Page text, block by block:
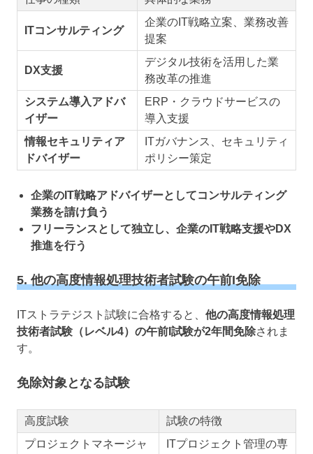
ITコンサルティング
企業のIT戦略立案、業務改善
提案
DX支援
デジタル技術を活用した業
務改革の推進
システム導入アドバ
イザー
ERP・クラウドサービスの
導入支援
情報セキュリティア
ドバイザー
ITガバナンス、セキュリティ
ポリシー策定
企業のIT戦略アドバイザーとしてコンサルティング
業務を請け負う
フリーランスとして独立し、企業のIT戦略支援やDX
推進を行う
5. 他の高度情報処理技術者試験の午前I免除
ITストラテジスト試験に合格すると、 他の高度情報処理
技術者試験（レベル4）の午前I試験が2年間免除されま
す。
免除対象となる試験
高度試験
試験の特徴
プロジェクトマネージャ
ITプロジェクト管理の専